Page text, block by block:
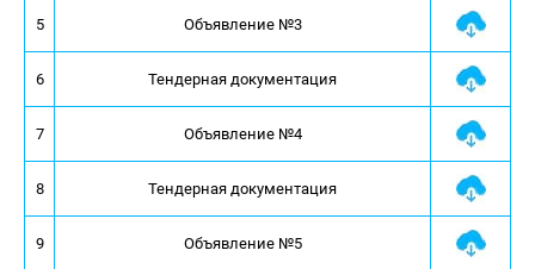
5 Объявление №3
6 Тендерная документация
7 Объявление №4
8 Тендерная документация
9 Объявление №5